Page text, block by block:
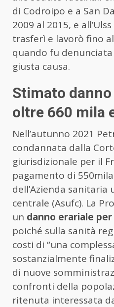
di Codroipo e a San
2009 al 2015, e
trasferì e lavorò fino
quando fu
giusta causa.
Stimato
oltre 660 mila
Nell’autunno 2021
condannata dalla
giurisdizionale per il
pagamento di
dell’Azienda
centrale (Asufc). La
un danno erariale
poiché sulla sanità
costi di “una
sostanzialmente
di nuove
confronti della
ritenuta interessata